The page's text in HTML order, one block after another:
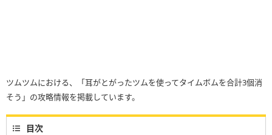
ツムツムにおける、「耳がとがったツムを使ってタイムボムを合計3個消
そう」の攻略情報を掲載しています。
目次